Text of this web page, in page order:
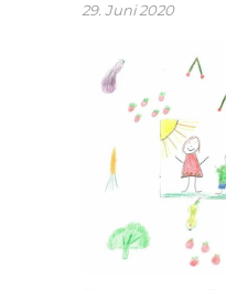
29. Juni 2020